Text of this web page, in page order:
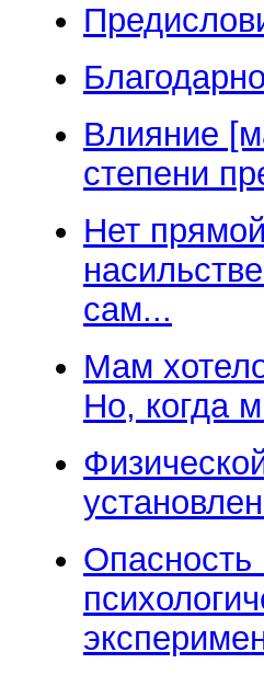
Влияние
степени
Нет
сам...
Мам
Но, когда
Опасность